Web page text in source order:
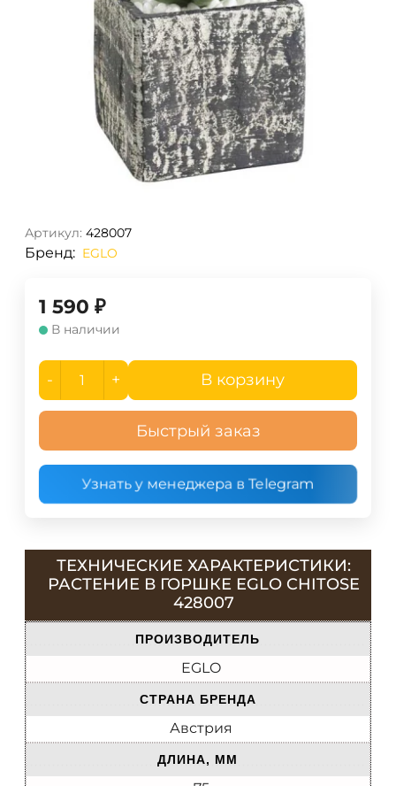
Артикул: 428007
Бренд: EGLO
1 590 ₽
В наличии
- + В корзину
Быстрый заказ
Узнать у менеджера в Telegram
ТЕХНИЧЕСКИЕ ХАРАКТЕРИСТИКИ:
РАСТЕНИЕ В ГОРШКЕ EGLO CHITOSE
428007
ПРОИЗВОДИТЕЛЬ
EGLO
СТРАНА БРЕНДА
Австрия
ДЛИНА, ММ